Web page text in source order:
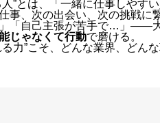
”とは、「一緒に仕事しやすい
事、次の出会い、次の挑戦に
「自己主張が苦手で…」――大
じゃなくて行動で磨ける。
力”こそ、どんな業界、どん